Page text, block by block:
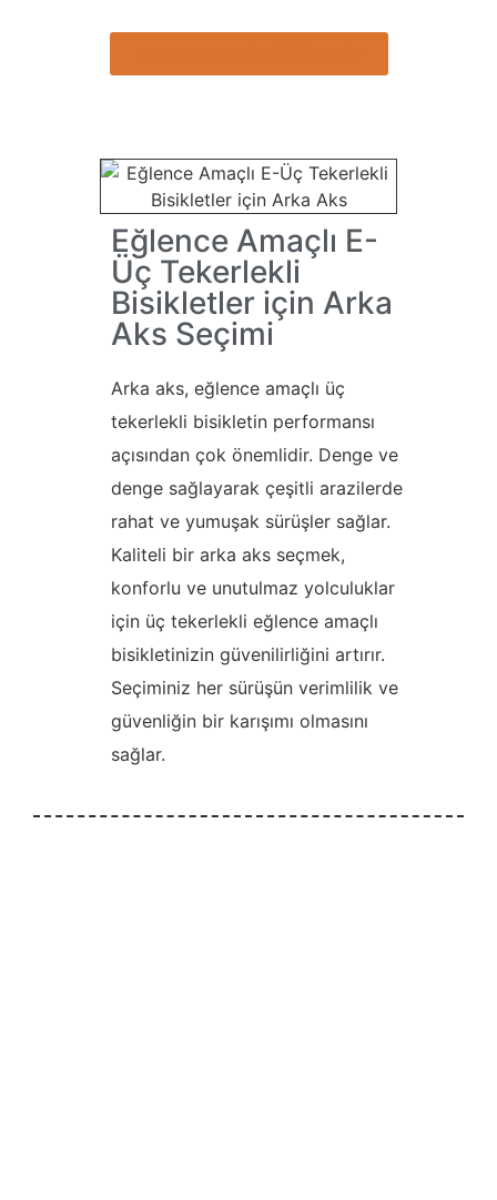
Eğlence Amaçlı E-
Üç Tekerlekli
Bisikletler için Arka
Aks Seçimi
Arka aks, eğlence amaçlı üç
tekerlekli bisikletin performansı
açısından çok önemlidir. Denge ve
denge sağlayarak çeşitli arazilerde
rahat ve yumuşak sürüşler sağlar.
Kaliteli bir arka aks seçmek,
konforlu ve unutulmaz yolculuklar
için üç tekerlekli eğlence amaçlı
bisikletinizin güvenilirliğini artırır.
Seçiminiz her sürüşün verimlilik ve
güvenliğin bir karışımı olmasını
sağlar.